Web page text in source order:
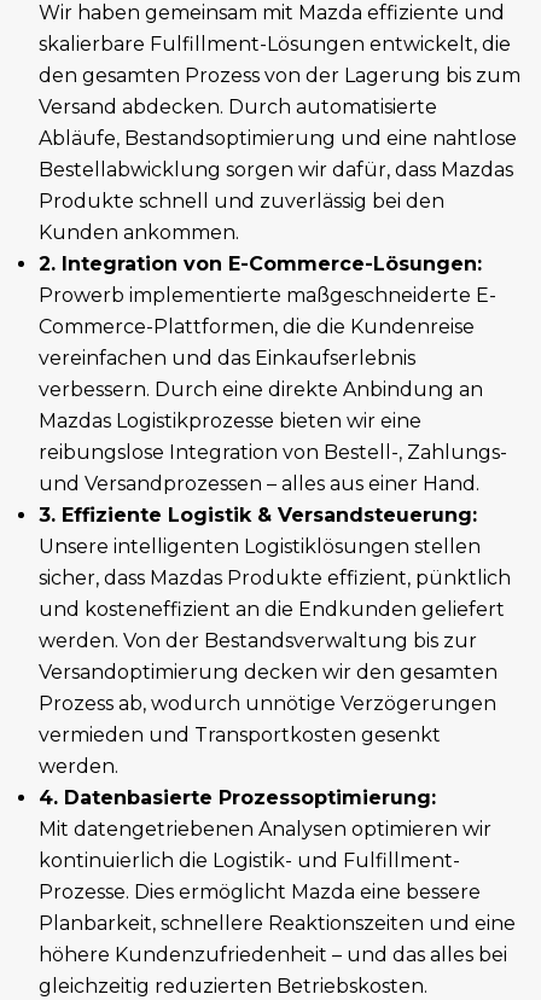
Wir haben gemeinsam mit Mazda effiziente und
skalierbare Fulfillment-Lösungen entwickelt, die
den gesamten Prozess von der Lagerung bis zum
Versand abdecken. Durch automatisierte
Abläufe, Bestandsoptimierung und eine nahtlose
Bestellabwicklung sorgen wir dafür, dass Mazdas
Produkte schnell und zuverlässig bei den
Kunden ankommen.
2. Integration von E-Commerce-Lösungen:
Prowerb implementierte maßgeschneiderte E-
Commerce-Plattformen, die die Kundenreise
vereinfachen und das Einkaufserlebnis
verbessern. Durch eine direkte Anbindung an
Mazdas Logistikprozesse bieten wir eine
reibungslose Integration von Bestell-, Zahlungs-
und Versandprozessen – alles aus einer Hand.
3. Effiziente Logistik & Versandsteuerung:
Unsere intelligenten Logistiklösungen stellen
sicher, dass Mazdas Produkte effizient, pünktlich
und kosteneffizient an die Endkunden geliefert
werden. Von der Bestandsverwaltung bis zur
Versandoptimierung decken wir den gesamten
Prozess ab, wodurch unnötige Verzögerungen
vermieden und Transportkosten gesenkt
werden.
4. Datenbasierte Prozessoptimierung:
Mit datengetriebenen Analysen optimieren wir
kontinuierlich die Logistik- und Fulfillment-
Prozesse. Dies ermöglicht Mazda eine bessere
Planbarkeit, schnellere Reaktionszeiten und eine
höhere Kundenzufriedenheit – und das alles bei
gleichzeitig reduzierten Betriebskosten.